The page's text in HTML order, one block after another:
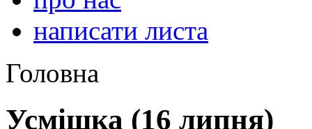
написати листа
Головна
Усмішка (16 липня)